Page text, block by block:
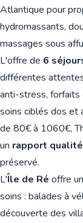
Atlantique pour
hydromassants,
massages sous
L'offre de 6
différentes
anti-stress, forfaits
soins ciblés dos et
de 80€ à 1060€,
un rapport
préservé.
L'Île de Ré offre
soins : balades à
découverte des